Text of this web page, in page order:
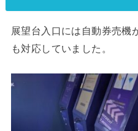
展望台入口には自動券売機
も対応していました。